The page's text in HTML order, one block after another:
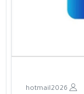
hotmail2026